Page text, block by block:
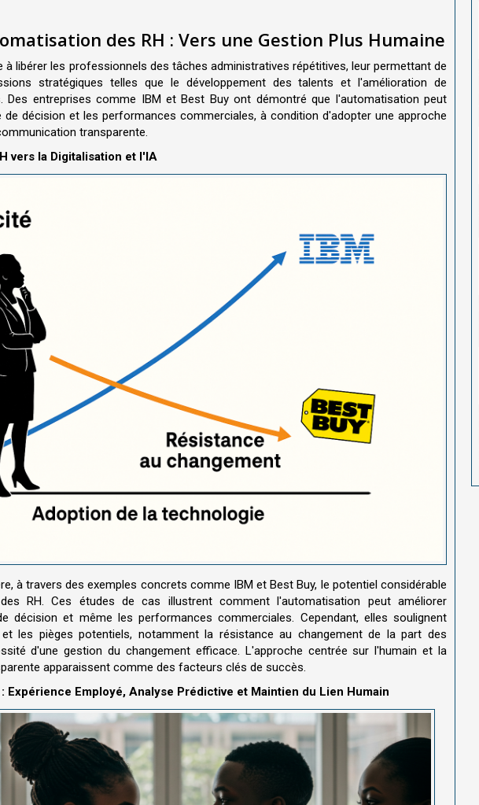
des RH : Vers une Gestion Plus Humaine
à libérer les professionnels des tâches administratives répétitives, leur permettant de
stratégiques telles que le développement des talents et l'amélioration de
Des entreprises comme IBM et Best Buy ont démontré que l'automatisation peut
de décision et les performances commerciales, à condition d'adopter une approche
transparente.
vers la Digitalisation et l'IA
à travers des exemples concrets comme IBM et Best Buy, le potentiel considérable
RH. Ces études de cas illustrent comment l'automatisation peut améliorer
décision et même les performances commerciales. Cependant, elles soulignent
les pièges potentiels, notamment la résistance au changement de la part des
d'une gestion du changement efficace. L'approche centrée sur l'humain et la
apparaissent comme des facteurs clés de succès.
Expérience Employé, Analyse Prédictive et Maintien du Lien Humain